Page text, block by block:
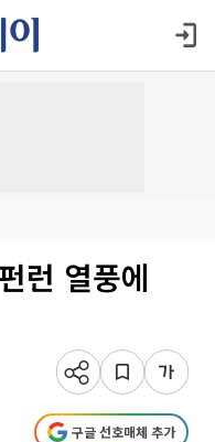
런 열풍에
구글 선호매체 추가